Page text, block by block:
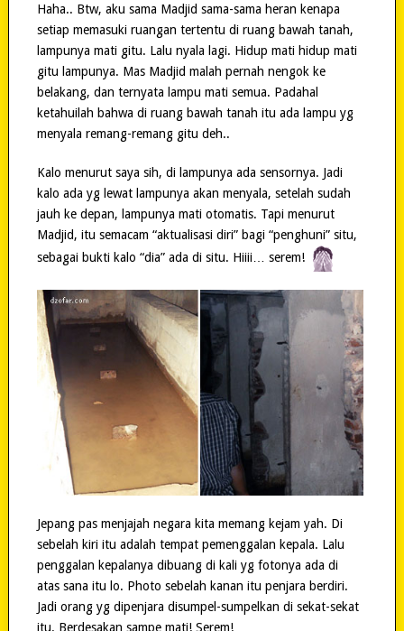
Haha.. Btw, aku sama Madjid sama-sama heran kenapa
setiap memasuki ruangan tertentu di ruang bawah tanah,
lampunya mati gitu. Lalu nyala lagi. Hidup mati hidup mati
gitu lampunya. Mas Madjid malah pernah nengok ke
belakang, dan ternyata lampu mati semua. Padahal
ketahuilah bahwa di ruang bawah tanah itu ada lampu yg
menyala remang-remang gitu deh..
Kalo menurut saya sih, di lampunya ada sensornya. Jadi
kalo ada yg lewat lampunya akan menyala, setelah sudah
jauh ke depan, lampunya mati otomatis. Tapi menurut
Madjid, itu semacam “aktualisasi diri” bagi “penghuni” situ,
sebagai bukti kalo “dia” ada di situ. Hiiii… serem!
Jepang pas menjajah negara kita memang kejam yah. Di
sebelah kiri itu adalah tempat pemenggalan kepala. Lalu
penggalan kepalanya dibuang di kali yg fotonya ada di
atas sana itu lo. Photo sebelah kanan itu penjara berdiri.
Jadi orang yg dipenjara disumpel-sumpelkan di sekat-sekat
itu. Berdesakan sampe mati! Serem!